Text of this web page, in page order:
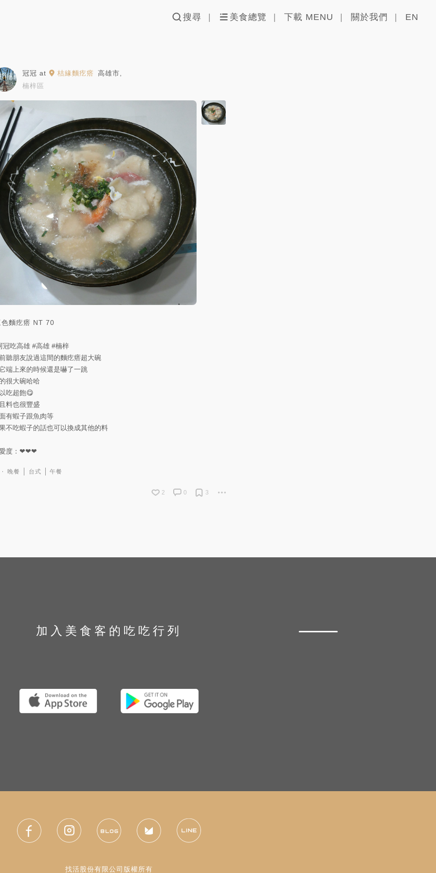
搜尋 美食總覽 下載 MENU 關於我們 EN
冠冠 at 桔緣麵疙瘩 高雄市
楠梓區
色麵疙瘩 NT 70
冠吃高雄 #高雄 #楠梓
聽朋友說過這間的麵疙瘩超大碗
端上來的時候還是嚇了一跳
很大碗哈哈
吃超飽😋
料也很豐盛
有蝦子跟魚肉等
不吃蝦子的話也可以換成其他的料
度：❤❤❤
晚餐 台式 午餐
2 0 3
加入美食客的吃吃行列
找活股份有限公司版權所有